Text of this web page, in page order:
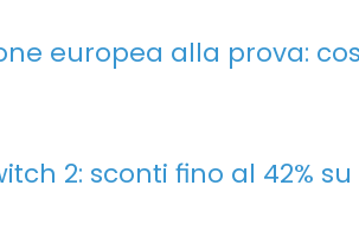
europea alla prova:
2: sconti fino al 42%